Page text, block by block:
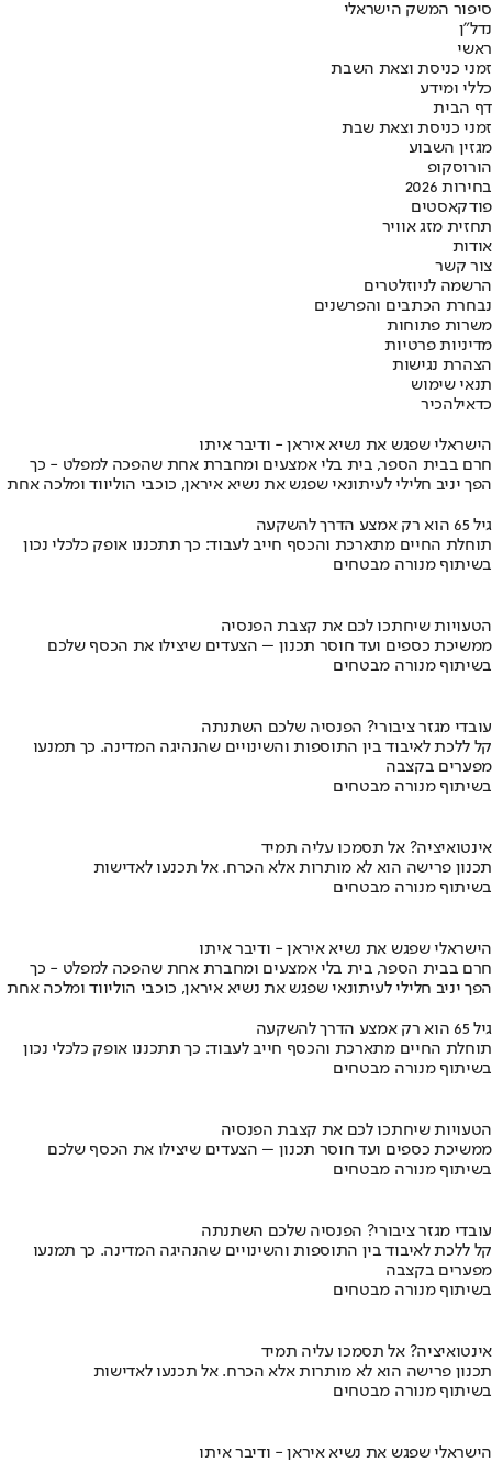
סיפור המשק הישראלי
נדל"ן
ראשי
זמני כניסת וצאת השבת
כללי ומידע
דף הבית
זמני כניסת וצאת שבת
מגזין השבוע
הורוסקופ
בחירות 2026
פודקאסטים
תחזית מזג אוויר
אודות
צור קשר
הרשמה לניוזלטרים
נבחרת הכתבים והפרשנים
משרות פתוחות
מדיניות פרטיות
הצהרת נגישות
תנאי שימוש
כדאילהכיר
הישראלי שפגש את נשיא איראן - ודיבר איתו
חרם בבית הספר, בית בלי אמצעים ומחברת אחת שהפכה למפלט - כך
הפך יניב חלילי לעיתונאי שפגש את נשיא איראן, כוכבי הוליווד ומלכה אחת
גיל 65 הוא רק אמצע הדרך להשקעה
תוחלת החיים מתארכת והכסף חייב לעבוד: כך תתכננו אופק כלכלי נכון
בשיתוף מנורה מבטחים
הטעויות שיחתכו לכם את קצבת הפנסיה
ממשיכת כספים ועד חוסר תכנון – הצעדים שיצילו את הכסף שלכם
בשיתוף מנורה מבטחים
עובדי מגזר ציבורי? הפנסיה שלכם השתנתה
קל ללכת לאיבוד בין התוספות והשינויים שהנהיגה המדינה. כך תמנעו
מפערים בקצבה
בשיתוף מנורה מבטחים
אינטואיציה? אל תסמכו עליה תמיד
תכנון פרישה הוא לא מותרות אלא הכרח. אל תכנעו לאדישות
בשיתוף מנורה מבטחים
הישראלי שפגש את נשיא איראן - ודיבר איתו
חרם בבית הספר, בית בלי אמצעים ומחברת אחת שהפכה למפלט - כך
הפך יניב חלילי לעיתונאי שפגש את נשיא איראן, כוכבי הוליווד ומלכה אחת
גיל 65 הוא רק אמצע הדרך להשקעה
תוחלת החיים מתארכת והכסף חייב לעבוד: כך תתכננו אופק כלכלי נכון
בשיתוף מנורה מבטחים
הטעויות שיחתכו לכם את קצבת הפנסיה
ממשיכת כספים ועד חוסר תכנון – הצעדים שיצילו את הכסף שלכם
בשיתוף מנורה מבטחים
עובדי מגזר ציבורי? הפנסיה שלכם השתנתה
קל ללכת לאיבוד בין התוספות והשינויים שהנהיגה המדינה. כך תמנעו
מפערים בקצבה
בשיתוף מנורה מבטחים
אינטואיציה? אל תסמכו עליה תמיד
תכנון פרישה הוא לא מותרות אלא הכרח. אל תכנעו לאדישות
בשיתוף מנורה מבטחים
הישראלי שפגש את נשיא איראן - ודיבר איתו